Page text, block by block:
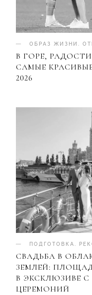
ОБРАЗ ЖИЗНИ .
В ГОРЕ,
САМЫЕ
2026
ПОДГОТОВКА
СВАДЬБА В
ЗЕМЛЕЙ:
В ЭКСКЛЮЗИВЕ
ЦЕРЕМОНИЙ